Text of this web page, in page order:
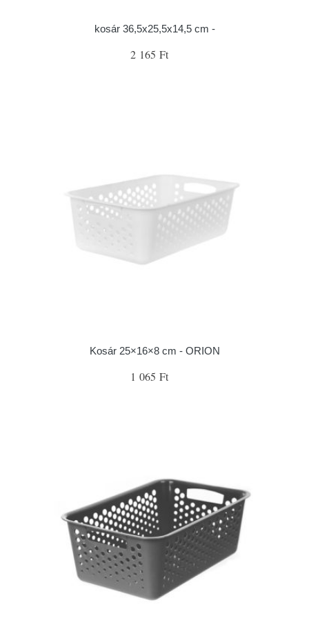
kosár 36,5x25,5x14,5 cm -
2 165 Ft
Kosár 25×16×8 cm - ORION
1 065 Ft